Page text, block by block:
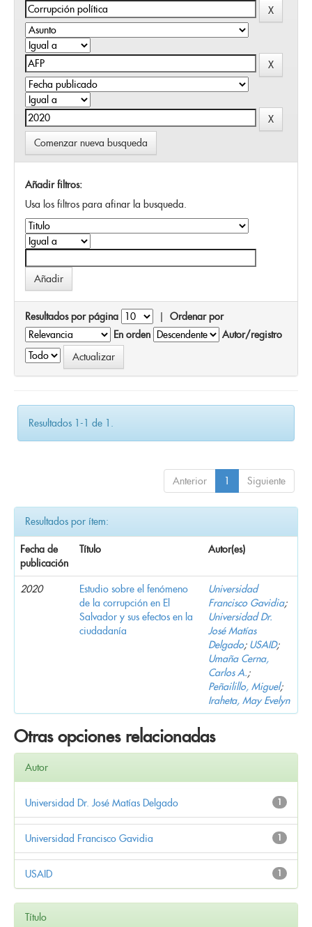
Comenzar nueva busqueda
Añadir filtros:
Usa los filtros para afinar la busqueda.
Resultados por página | Ordenar por
En orden
Autor/registro
Resultados 1-1 de 1.
Anterior 1 Siguiente
Resultados por ítem:
Fecha de
publicación
Título Autor(es)
2020
Estudio sobre el fenómeno
de la corrupción en El
Salvador y sus efectos en la
ciudadanía
Universidad
Francisco Gavidia;
Universidad Dr.
José Matías
Delgado; USAID;
Umaña Cerna,
Carlos A.;
Peñailillo, Miguel;
Iraheta, May Evelyn
Otras opciones relacionadas
Autor
1
Universidad Dr. José Matías Delgado
1
Universidad Francisco Gavidia
1
USAID
Título